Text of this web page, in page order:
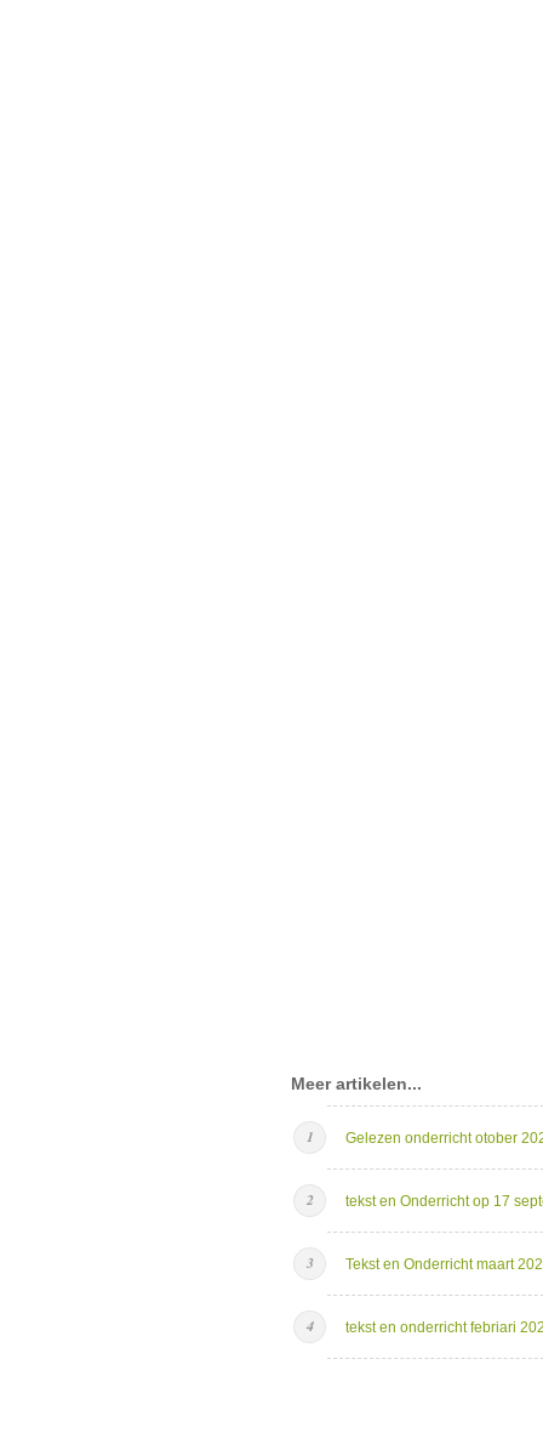
Meer artikelen...
Gelezen onderricht otober
tekst en Onderricht op 17
Tekst en Onderricht maart
tekst en onderricht febriari